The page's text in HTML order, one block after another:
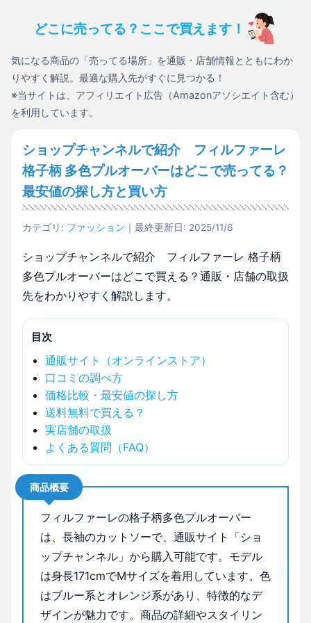
どこに売ってる？ここで買えます！
気になる商品の「売ってる場所」を通販・店舗情報とともにわか
りやすく解説。最適な購入先がすぐに見つかる！
※当サイトは、アフィリエイト広告（Amazonアソシエイト含む）
を利用しています。
ショップチャンネルで紹介 フィルファーレ
格子柄 多色プルオーバーはどこで売ってる？
最安値の探し方と買い方
カテゴリ: ファッション ｜最終更新日: 2025/11/6
ショップチャンネルで紹介 フィルファーレ 格子柄
多色プルオーバーはどこで買える？通販・店舗の取扱
先をわかりやすく解説します。
目次
通販サイト（オンラインストア）
口コミの調べ方
価格比較・最安値の探し方
送料無料で買える？
実店舗の取扱
よくある質問（FAQ）
商品概要
フィルファーレの格子柄多色プルオーバー
は、長袖のカットソーで、通販サイト「ショ
ップチャンネル」から購入可能です。モデル
は身長171cmでMサイズを着用しています。色
はブルー系とオレンジ系があり、特徴的なデ
ザインが魅力です。商品の詳細やスタイリン